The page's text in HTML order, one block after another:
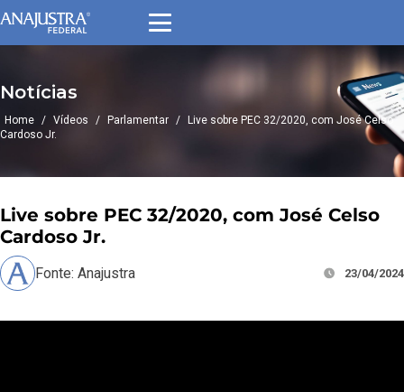
Notícias
Home / Vídeos / Parlamentar /
Live sobre PEC 32/2020, com José Celso
Cardoso Jr.
Live sobre PEC 32/2020, com José Celso
Cardoso Jr.
Fonte: Anajustra 23/04/2024